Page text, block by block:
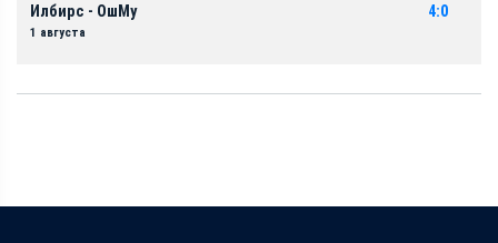
Илбирс - ОшМу
1 августа
4:0